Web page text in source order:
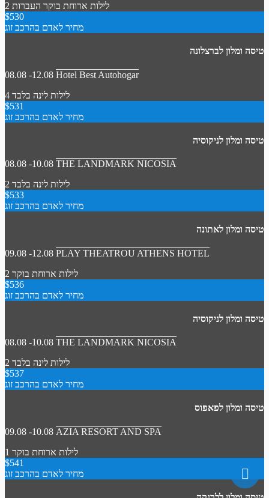
2 לילות ארוחת בוקר העברות
$530
מחיר לאדם בהרכב זוג
טיסה ומלון לברצלונה
08.08 -12.08 Hotel Best Autohogar
4 לילות לינה בלבד
$531
מחיר לאדם בהרכב זוג
טיסה ומלון לניקוסיה
08.08 -10.08 THE LANDMARK NICOSIA
2 לילות לינה בלבד
$533
מחיר לאדם בהרכב זוג
טיסה ומלון לאתונה
09.08 -12.08 PLAY THEATROU ATHENS HOTEL
2 לילות ארוחת בוקר
$536
מחיר לאדם בהרכב זוג
טיסה ומלון לניקוסיה
08.08 -10.08 THE LANDMARK NICOSIA
2 לילות לינה בלבד
$537
מחיר לאדם בהרכב זוג
טיסה ומלון לפאפוס
09.08 -10.08 AZIA RESORT AND SPA
1 לילות ארוחת בוקר
$541
מחיר לאדם בהרכב זוג